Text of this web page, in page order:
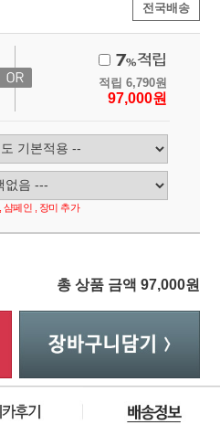
전국배송
적립 6,790원
97,000원
샴페인 , 장미 추가
총 상품 금액 97,000원